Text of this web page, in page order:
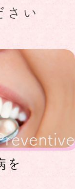
ますが何卒ご了承の
いたしますので、受
伝え下さい。
資格確認証）」「子
ずにお持ちくださ
支えてくれたスタッ
。
もに、新たな体制づ
ロスで始める口腔ケ
さい
を